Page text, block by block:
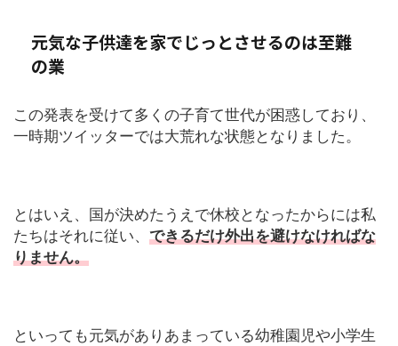
元気な子供達を家でじっとさせるのは至難
の業
この発表を受けて多くの子育て世代が困惑しており、
一時期ツイッターでは大荒れな状態となりました。
とはいえ、国が決めたうえで休校となったからには私
たちはそれに従い、 できるだけ外出を避けなければな
りません。
といっても元気がありあまっている幼稚園児や小学生